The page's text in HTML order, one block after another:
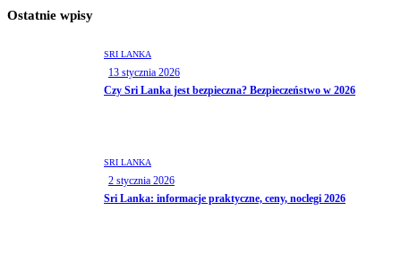
Ostatnie wpisy
SRI LANKA
13 stycznia 2026
Czy Sri Lanka jest bezpieczna? Bezpieczeństwo w 2026
SRI LANKA
2 stycznia 2026
Sri Lanka: informacje praktyczne, ceny, noclegi 2026